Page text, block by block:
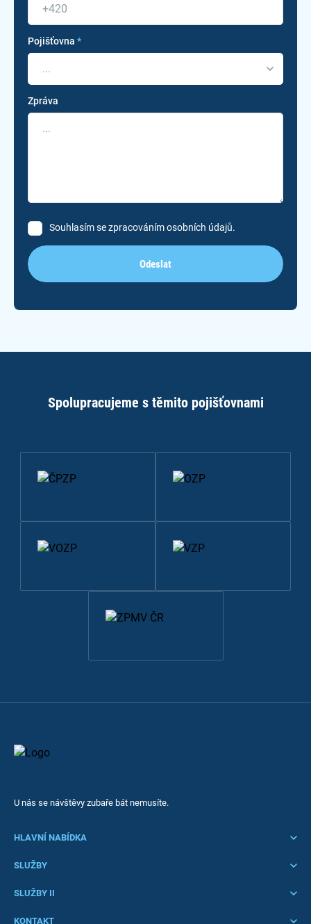
Pojišťovna *
...
Zpráva
Souhlasím se zpracováním osobních údajů.
Odeslat
Spolupracujeme s těmito pojišťovnami
U nás se návštěvy zubaře bát nemusíte.
HLAVNÍ NABÍDKA
Úvod
Ordinace
SLUŽBY
Akutní ošetření
SLUŽBY II
Stomatochirurgie
KONTAKT